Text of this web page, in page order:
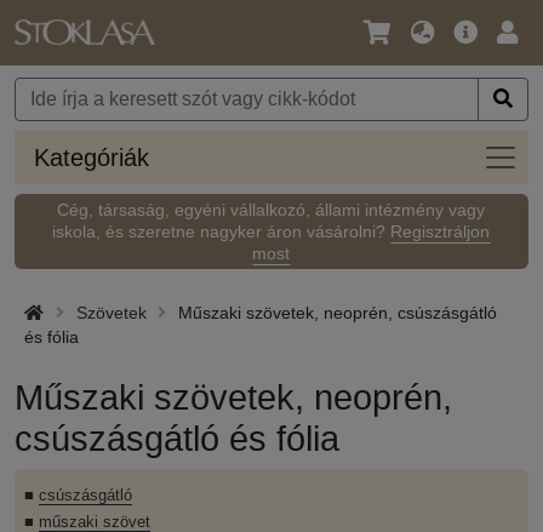
Nyelv
Pénznem
Fő
Kategóriák
Cég, társaság, egyéni vállalkozó, állami intézmény vagy
iskola, és szeretne nagyker áron vásárolni? Regisztráljon
most
Szövetek
Műszaki szövetek, neoprén, csúszásgátló
és fólia
Műszaki szövetek, neoprén,
csúszásgátló és fólia
■ csúszásgátló
■ műszaki szövet